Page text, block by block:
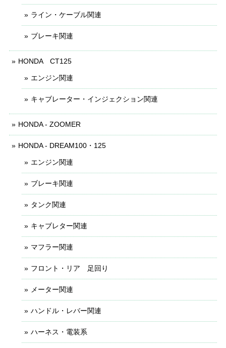
ライン・ケーブル関連
ブレーキ関連
HONDA CT125
エンジン関連
キャブレーター・インジェクション関連
HONDA - ZOOMER
HONDA - DREAM100・125
エンジン関連
ブレーキ関連
タンク関連
キャブレター関連
マフラー関連
フロント・リア 足回り
メーター関連
ハンドル・レバー関連
ハーネス・電装系